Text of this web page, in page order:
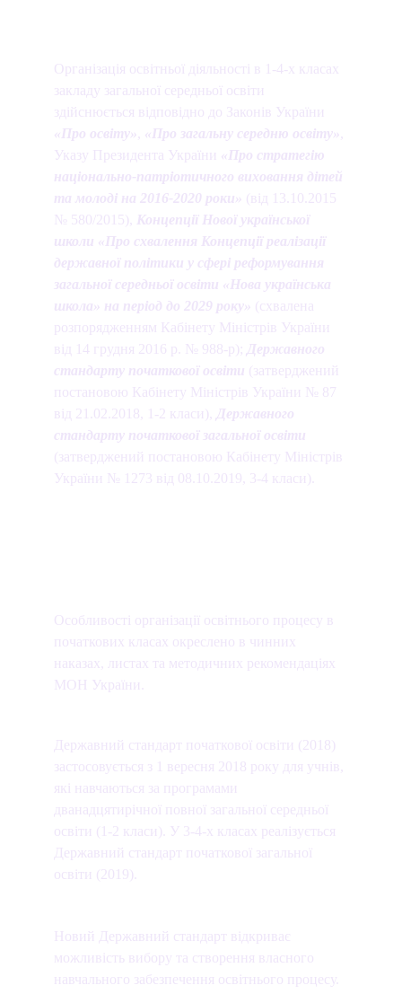
Організація освітньої діяльності в 1-4-х класах
закладу загальної середньої освіти
здійснюється відповідно до Законів України
«Про освіту» «Про загальну середню освіту»
Указу Президента України «Про стратегію
національно-патріотичного виховання дітей
та молоді на 2016-2020 роки» (від 13.10.2015
№ 580/2015),
Концепції Нової української
школи «Про схвалення Концепції реалізації
державної політики у сфері реформування
загальної середньої освіти «Нова українська
школа» на період до 2029 року» (схвалена
розпорядженням Кабінету Міністрів України
від 14 грудня 2016 р. № 988-р); Державного
стандарту початкової освіти (затверджений
постановою Кабінету Міністрів України № 87
від 21.02.2018, 1-2 класи), Державного
стандарту початкової загальної освіти
(затверджений постановою Кабінету Міністрів
України № 1273 від 08.10.2019, 3-4 класи).
Особливості організації освітнього процесу в
початкових класах окреслено в чинних
наказах, листах та методичних рекомендаціях
МОН України.
Державний стандарт початкової освіти (2018)
застосовується з 1 вересня 2018 року для учнів,
які навчаються за програмами
дванадцятирічної повної загальної середньої
освіти (1-2 класи). У 3-4-х класах реалізується
Державний стандарт початкової загальної
освіти (2019).
Новий Державний стандарт відкриває
можливість вибору та створення власного
навчального забезпечення освітнього процесу.